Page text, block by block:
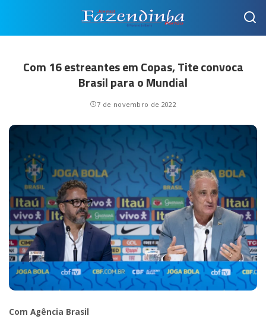
Com 16 estreantes em Copas, Tite convoca
Brasil para o Mundial
7 de novembro de 2022
Com Agência Brasil